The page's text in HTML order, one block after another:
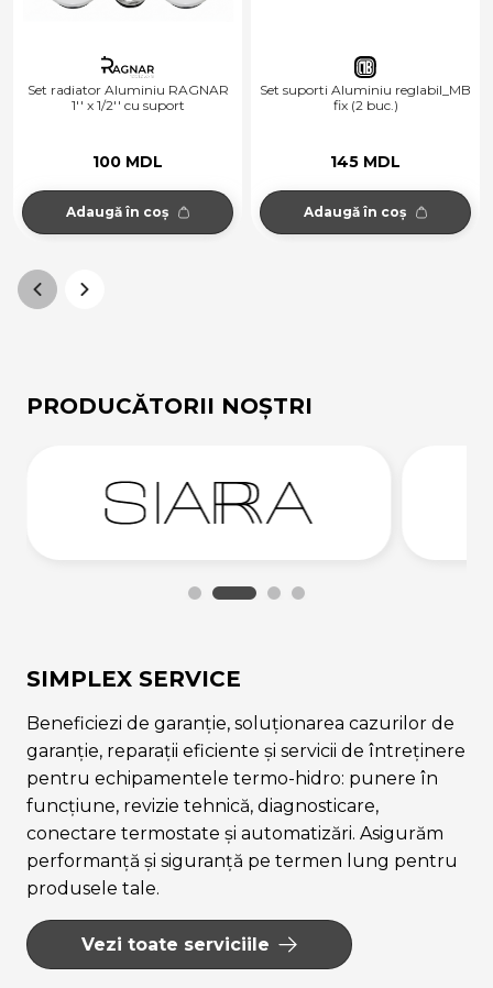
Set radiator Aluminiu RAGNAR
1'' x 1/2'' cu suport
100 MDL
Adaugă în coș
Set suporti Aluminiu reglabil_MB
fix (2 buc.)
145 MDL
Adaugă în coș
PRODUCĂTORII NOȘTRI
SIMPLEX SERVICE
Beneficiezi de garanție, soluționarea cazurilor de
garanție, reparații eficiente și servicii de întreținere
pentru echipamentele termo-hidro: punere în
funcțiune, revizie tehnică, diagnosticare,
conectare termostate și automatizări. Asigurăm
performanță și siguranță pe termen lung pentru
produsele tale.
Vezi toate serviciile